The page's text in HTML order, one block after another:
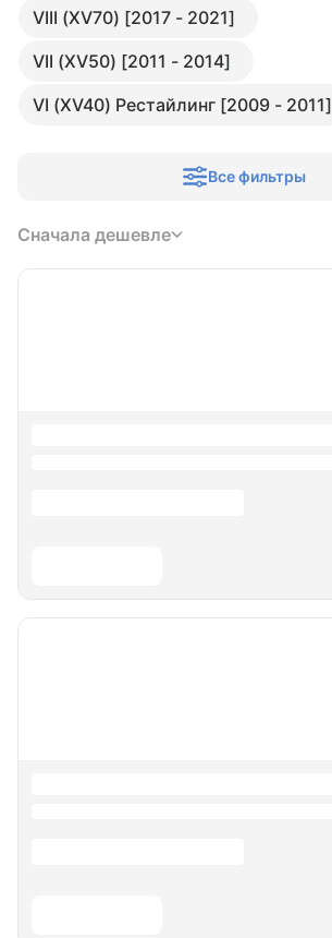
VIII (XV70) [2017 - 2021]
VII (XV50) [2011 - 2014]
VI (XV40) Рестайлинг [2009 - 2011]
Все фильтры
Сначала дешевле